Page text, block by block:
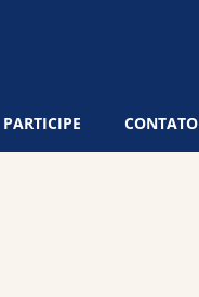
PARTICIPE CONTATO